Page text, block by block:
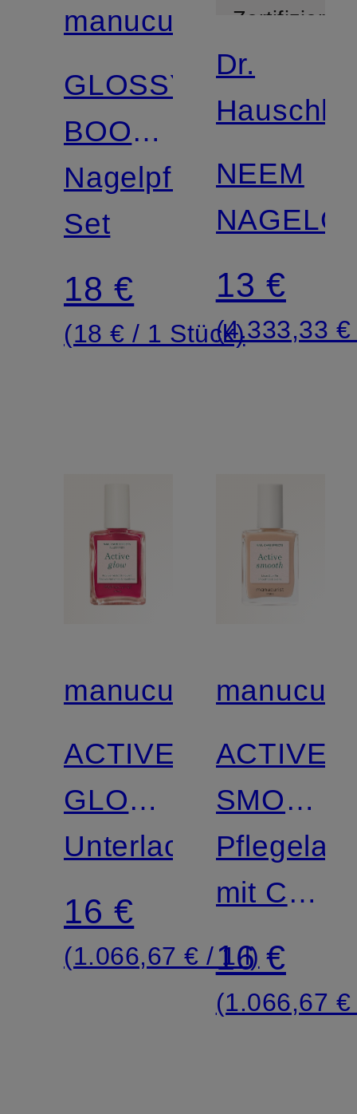
manucurist
GLOSSY
BOOSTER
DUO
Nagelpflege-
Set
18 €
(18 € / 1 Stück)
Zertifiziert
Dr.
Hauschka
NEEM
13 €
(4.333,33
manucurist
ACTIVE
GLOW™
BLUEBERRY
Unterlack
16 €
(1.066,67 € / 1 l)
ACTIVE
SMOOTH
01
mit CC
Polish-
Effekt
16 €
(1.066,67